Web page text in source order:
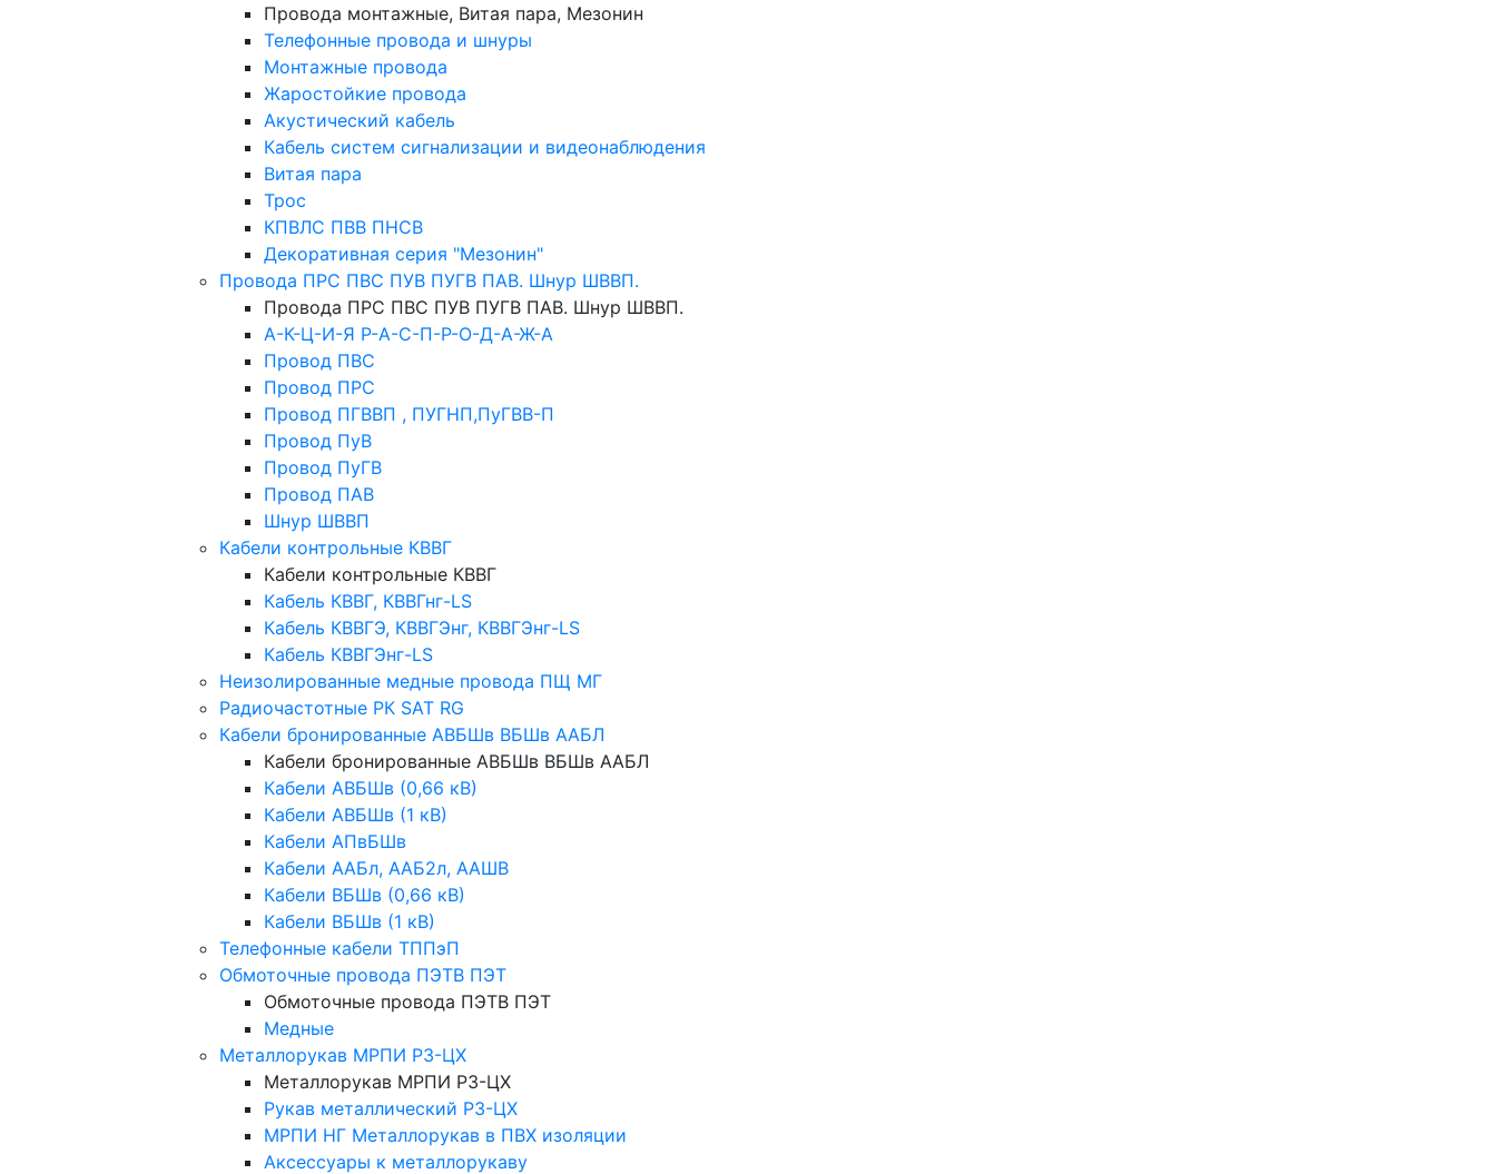
Провода монтажные, Витая пара, Мезонин
Телефонные провода и шнуры
Монтажные провода
Жаростойкие провода
Акустический кабель
Кабель систем сигнализации и видеонаблюдения
Витая пара
Трос
КПВЛС ПВВ ПНСВ
Декоративная серия "Мезонин"
Провода ПРС ПВС ПУВ ПУГВ ПАВ. Шнур ШВВП.
Провода ПРС ПВС ПУВ ПУГВ ПАВ. Шнур ШВВП.
А-К-Ц-И-Я Р-А-С-П-Р-О-Д-А-Ж-А
Провод ПВС
Провод ПРС
Провод ПГВВП , ПУГНП,ПуГВВ-П
Провод ПуВ
Провод ПуГВ
Провод ПАВ
Шнур ШВВП
Кабели контрольные КВВГ
Кабели контрольные КВВГ
Кабель КВВГ, КВВГнг-LS
Кабель КВВГЭ, КВВГЭнг, КВВГЭнг-LS
Кабель КВВГЭнг-LS
Неизолированные медные провода ПЩ МГ
Радиочастотные РК SAT RG
Кабели бронированные АВБШв ВБШв ААБЛ
Кабели бронированные АВБШв ВБШв ААБЛ
Кабели АВБШв (0,66 кВ)
Кабели АВБШв (1 кВ)
Кабели АПвБШв
Кабели ААБл, ААБ2л, ААШВ
Кабели ВБШв (0,66 кВ)
Кабели ВБШв (1 кВ)
Телефонные кабели ТППэП
Обмоточные провода ПЭТВ ПЭТ
Обмоточные провода ПЭТВ ПЭТ
Медные
Металлорукав МРПИ РЗ-ЦХ
Металлорукав МРПИ РЗ-ЦХ
Рукав металлический Р3-ЦХ
МРПИ НГ Металлорукав в ПВХ изоляции
Аксессуары к металлорукаву